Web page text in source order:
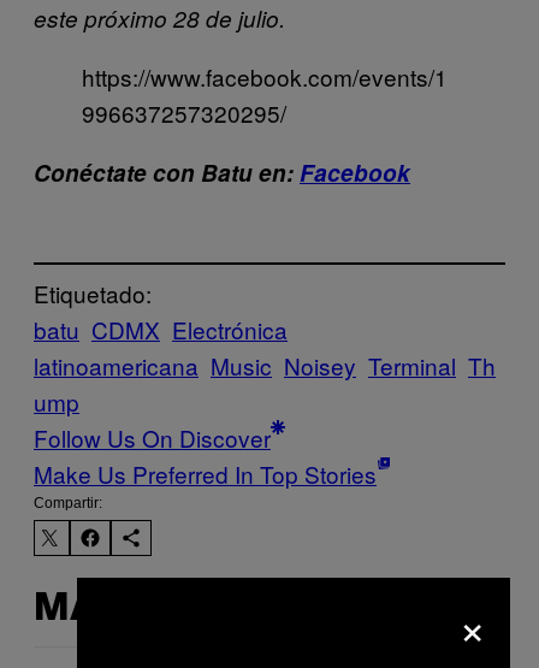
este próximo 28 de julio.
https://www.facebook.com/events/1
996637257320295/
Conéctate con Batu en:Facebook
Etiquetado:
batu CDMX Electrónica
latinoamericana Music Noisey Terminal Th
ump
Follow Us On Discover
Make Us Preferred In Top Stories
Compartir:
MÁS DE LO MISMO ×